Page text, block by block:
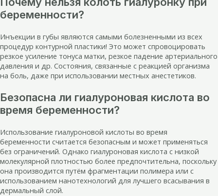
беременности?
Инъекции в губы являются самыми болезненными из всех
процедур контурной пластики! Это может спровоцировать
резкое усиление тонуса матки, резкое падение артериального
давления и др. Состояния, связанные с реакцией организма
на боль, даже при использовании местных анестетиков.
Безопасна ли гиалуроновая кислота во
время беременности?
Использование гиалуроновой кислоты во время
беременности считается безопасным и может применяться
без ограничений. Однако гиалуроновая кислота с низкой
молекулярной плотностью более предпочтительна, поскольку
она производится путём фрагментации полимера или с
использованием нанотехнологий для лучшего всасывания в
дермальный слой.